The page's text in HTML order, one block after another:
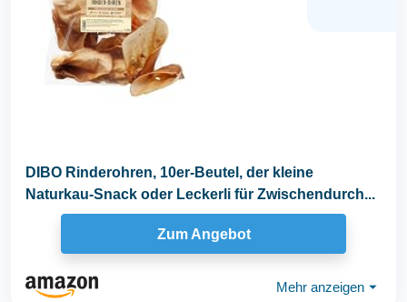
DIBO Rinderohren, 10er-Beutel, der kleine
Naturkau-Snack oder Leckerli für Zwischendurch...
Zum Angebot
Mehr anzeigen ⏷